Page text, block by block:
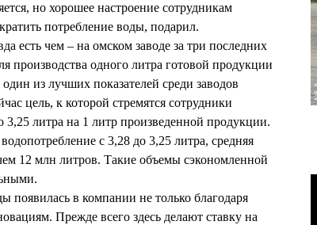
но хорошее настроение сотрудникам
потребление воды, подарил.
есть чем – на омском заводе за три последних
производства одного литра готовой продукции
из лучших показателей среди заводов
цель, к которой стремятся сотрудники
3,25 литра на 1 литр произведенной продукции.
с 3,28 до 3,25 литра, средняя
12 млн литров. Такие объемы сэкономленной
появилась в компании не только благодаря
Прежде всего здесь делают ставку на